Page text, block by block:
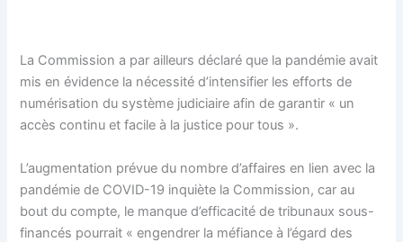
La Commission a par ailleurs déclaré que la pandémie avait
mis en évidence la nécessité d’intensifier les efforts de
numérisation du système judiciaire afin de garantir « un
accès continu et facile à la justice pour tous ».
L’augmentation prévue du nombre d’affaires en lien avec la
pandémie de COVID-19 inquiète la Commission, car au
bout du compte, le manque d’efficacité de tribunaux sous-
financés pourrait « engendrer la méfiance à l’égard des